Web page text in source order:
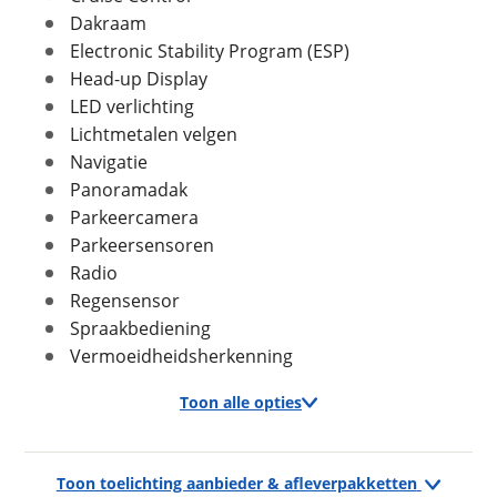
In- en exterieur
Staat optisch
Aantal deuren
Aantal zitplaatsen
Bekleding
Interieurkleur
Laksoort
Kleur
Rood
Velvet red
Dakraam
Electronic Stability Program (ESP)
Head-up Display
LED verlichting
Lichtmetalen velgen
Navigatie
Panoramadak
Parkeercamera
Parkeersensoren
Radio
Regensensor
Spraakbediening
Vermoeidheidsherkenning
Toon alle opties
Exterieur
Toon toelichting aanbieder & afleverpakketten
Foto's
Klik hier om foto's te uploaden
(optioneel)
JPG, PNG (max 10 foto's)
Jouw contactgegevens
Naam
E-mailadres
Telefoonnummer (optioneel)